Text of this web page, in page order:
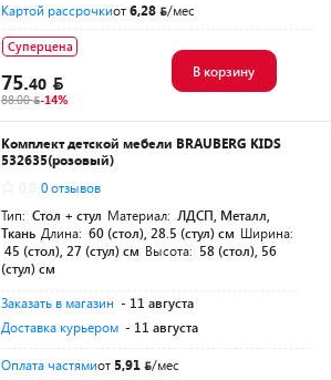
Картой рассрочкиот6,28 /мес
Суперцена
75.40
88.00 -14%
В корзину
Комплект детской мебели BRAUBERG KIDS
532635(розовый)
0 отзывов
Тип: Стол + стул Материал: ЛДСП, Металл,
Ткань Длина: 60 (стол), 28.5 (стул) см Ширина:
45 (стол), 27 (стул) см Высота: 58 (стол), 56
(стул) см
Заказать в магазин - 11 августа
Доставка курьером - 11 августа
Оплата частямиот 5,91
/мес